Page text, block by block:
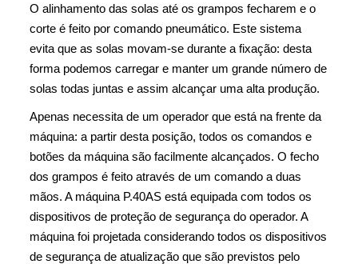
O alinhamento das solas até os grampos fecharem e o
corte é feito por comando pneumático. Este sistema
evita que as solas movam-se durante a fixação: desta
forma podemos carregar e manter um grande número de
solas todas juntas e assim alcançar uma alta produção.
Apenas necessita de um operador que está na frente da
máquina: a partir desta posição, todos os comandos e
botões da máquina são facilmente alcançados. O fecho
dos grampos é feito através de um comando a duas
mãos. A máquina P.40AS está equipada com todos os
dispositivos de proteção de segurança do operador. A
máquina foi projetada considerando todos os dispositivos
de segurança de atualização que são previstos pelo